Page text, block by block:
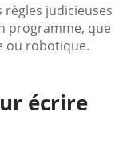
judicieuses
programme, que
ou robotique.
écrire